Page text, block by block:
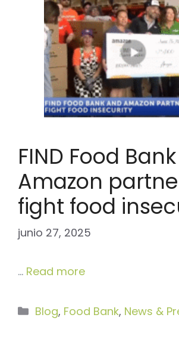
FIND Food
Amazon
fight food
junio 27, 2025
… Read more
Categorías
Blog, Food Bank, News &